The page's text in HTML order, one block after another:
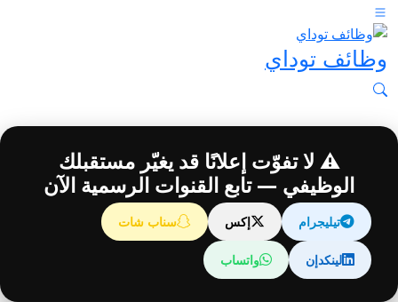
وظائف توداي
⚠️ لا تفوّت إعلانًا قد يغيّر مستقبلك
الوظيفي — تابع القنوات الرسمية الآن
تيليجرام إكس سناب شات
لينكدإن واتساب